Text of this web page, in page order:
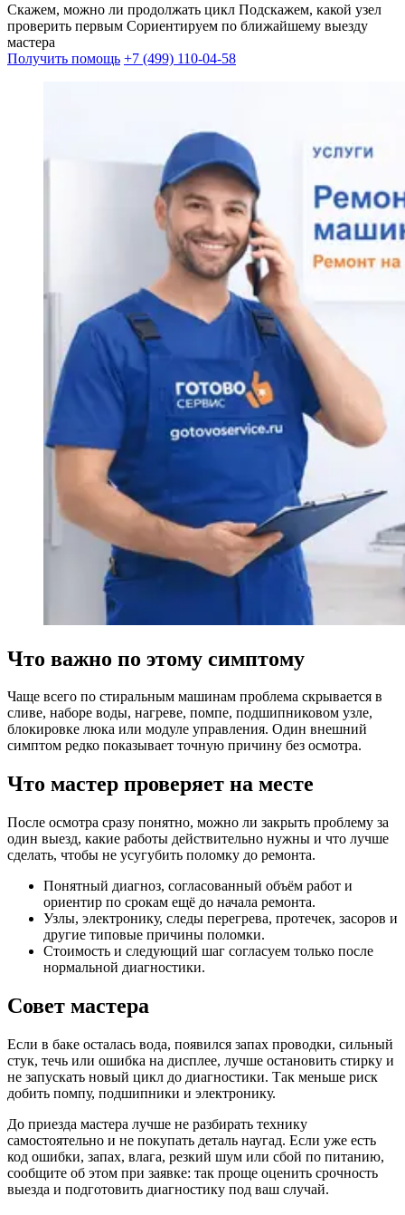
Скажем, можно ли продолжать цикл Подскажем, какой узел
проверить первым Сориентируем по ближайшему выезду
мастера
Получить помощь +7 (499) 110-04-58
Что важно по этому симптому
Чаще всего по стиральным машинам проблема скрывается в
сливе, наборе воды, нагреве, помпе, подшипниковом узле,
блокировке люка или модуле управления. Один внешний
симптом редко показывает точную причину без осмотра.
Что мастер проверяет на месте
После осмотра сразу понятно, можно ли закрыть проблему за
один выезд, какие работы действительно нужны и что лучше
сделать, чтобы не усугубить поломку до ремонта.
Понятный диагноз, согласованный объём работ и
ориентир по срокам ещё до начала ремонта.
Узлы, электронику, следы перегрева, протечек, засоров и
другие типовые причины поломки.
Стоимость и следующий шаг согласуем только после
нормальной диагностики.
Совет мастера
Если в баке осталась вода, появился запах проводки, сильный
стук, течь или ошибка на дисплее, лучше остановить стирку и
не запускать новый цикл до диагностики. Так меньше риск
добить помпу, подшипники и электронику.
До приезда мастера лучше не разбирать технику
самостоятельно и не покупать деталь наугад. Если уже есть
код ошибки, запах, влага, резкий шум или сбой по питанию,
сообщите об этом при заявке: так проще оценить срочность
выезда и подготовить диагностику под ваш случай.